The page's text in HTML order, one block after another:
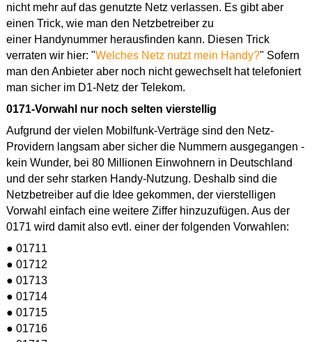
nicht mehr auf das genutzte Netz verlassen. Es gibt aber
einen Trick, wie man den Netzbetreiber zu
einer Handynummer herausfinden kann. Diesen Trick
verraten wir hier: "Welches Netz nutzt mein Handy?" Sofern
man den Anbieter aber noch nicht gewechselt hat telefoniert
man sicher im D1-Netz der Telekom.
0171-Vorwahl nur noch selten vierstellig
Aufgrund der vielen Mobilfunk-Verträge sind den Netz-
Providern langsam aber sicher die Nummern ausgegangen -
kein Wunder, bei 80 Millionen Einwohnern in Deutschland
und der sehr starken Handy-Nutzung. Deshalb sind die
Netzbetreiber auf die Idee gekommen, der vierstelligen
Vorwahl einfach eine weitere Ziffer hinzuzufügen. Aus der
0171 wird damit also evtl. einer der folgenden Vorwahlen:
● 01711
● 01712
● 01713
● 01714
● 01715
● 01716